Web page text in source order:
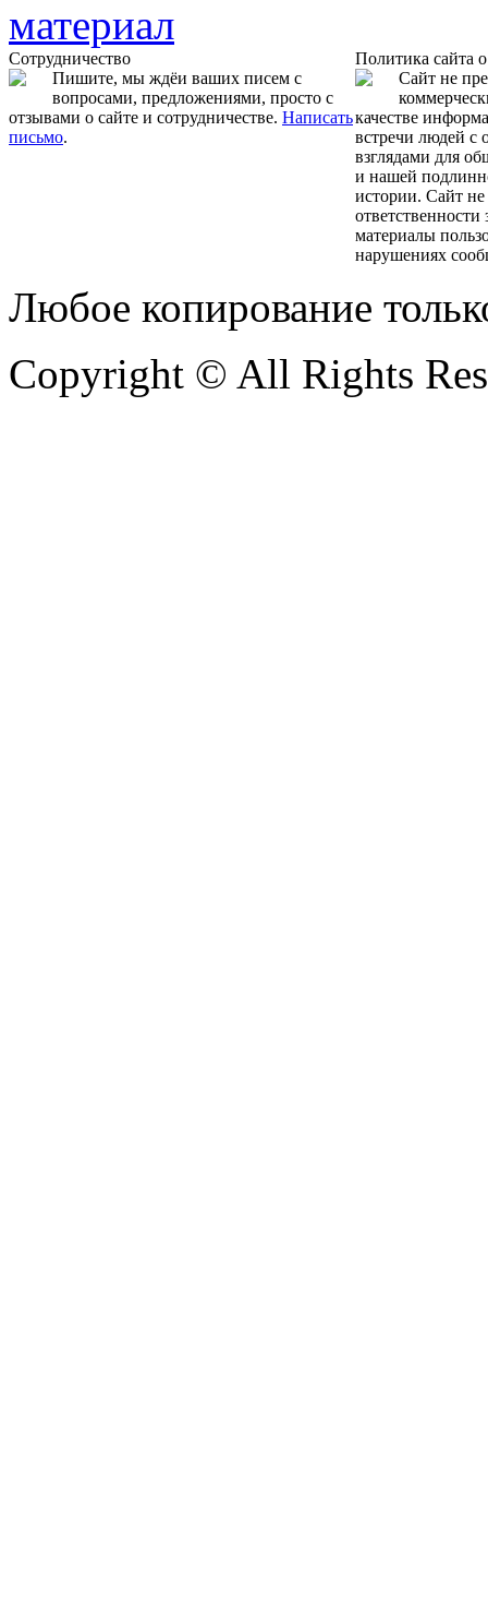
Сотрудничество
Пишите, мы ждёи ваших писем с
вопросами, предложениями, просто с
отзывами о сайте и сотрудничестве. Написать
письмо.
Политика сайта
Сайт не
качестве
встречи людей с
взглядами для
и нашей
истории. Сайт не
материалы
нарушениях
Любое копирование
Copyright © All Rights